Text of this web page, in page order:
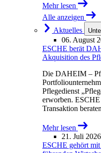
Mehr lesen
Alle anzeigen
Aktuelles
06. August
ESCHE berät
Akquisition des
Die DAHEIM –
Pflegedienst
erworben.
Transaktion
Mehr lesen
21. Juli 2026
ESCHE gehört